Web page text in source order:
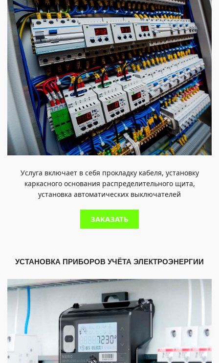
Услуга включает в себя прокладку кабеля, установку
каркасного основания распределительного щита,
установка автоматических выключателей
ЗАКАЗАТЬ
УСТАНОВКА ПРИБОРОВ УЧЁТА ЭЛЕКТРОЭНЕРГИИ